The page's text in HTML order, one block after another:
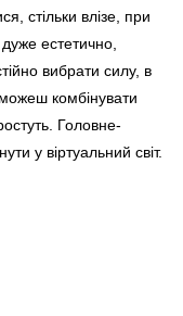
стільки влізе, при
естетично,
вибрати силу, в
комбінувати
Головне-
у віртуальний світ.